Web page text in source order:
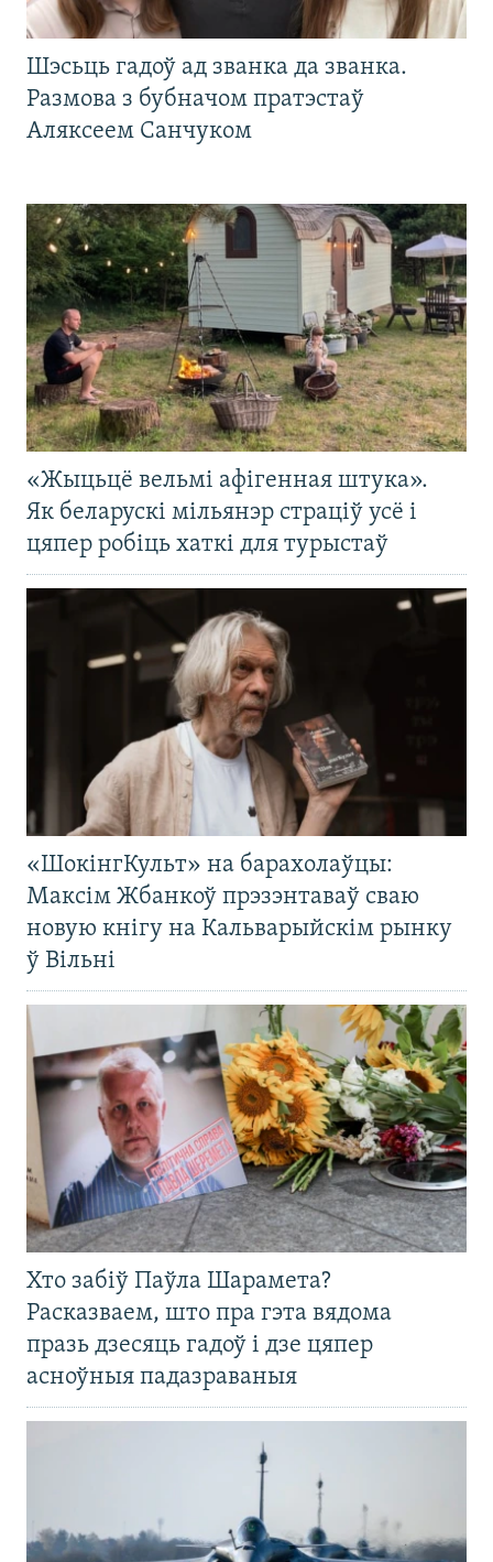
Шэсьць гадоў ад званка да званка.
Размова з бубначом пратэстаў
Аляксеем Санчуком
«Жыцьцё вельмі афігенная штука».
Як беларускі мільянэр страціў усё і
цяпер робіць хаткі для турыстаў
«ШокінгКульт» на барахолаўцы:
Максім Жбанкоў прэзэнтаваў сваю
новую кнігу на Кальварыйскім рынку
ў Вільні
Хто забіў Паўла Шарамета?
Расказваем, што пра гэта вядома
празь дзесяць гадоў і дзе цяпер
асноўныя падазраваныя